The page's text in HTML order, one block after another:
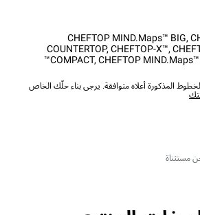
CHEFTOP MIND.Maps™ BIG,
COUNTERTOP, CHEFTOP-X™,
COMPACT, CHEFTOP
المذكورة أعلاه متوافقة. يرجى بناء حلّك الخاص
مستثناة